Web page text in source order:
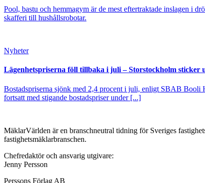
Pool, bastu och hemmagym är de mest eftertraktade inslagen i
skafferi till hushållsrobotar.
Nyheter
Lägenhetspriserna föll tillbaka i juli – Storstockholm sticker
Bostadspriserna sjönk med 2,4 procent i juli, enligt SBAB Booli
fortsatt med stigande bostadspriser under [...]
MäklarVärlden är en branschneutral tidning för Sveriges
fastighetsmäklarbranschen.
Chefredaktör och ansvarig utgivare:
Jenny Persson
Perssons Förlag AB